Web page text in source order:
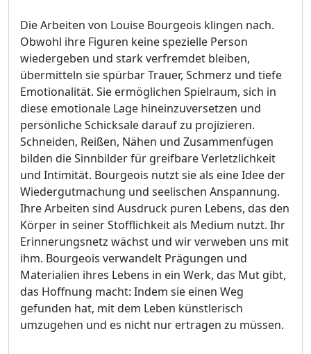
Die Arbeiten von Louise Bourgeois klingen nach.
Obwohl ihre Figuren keine spezielle Person
wiedergeben und stark verfremdet bleiben,
übermitteln sie spürbar Trauer, Schmerz und tiefe
Emotionalität. Sie ermöglichen Spielraum, sich in
diese emotionale Lage hineinzuversetzen und
persönliche Schicksale darauf zu projizieren.
Schneiden, Reißen, Nähen und Zusammenfügen
bilden die Sinnbilder für greifbare Verletzlichkeit
und Intimität. Bourgeois nutzt sie als eine Idee der
Wiedergutmachung und seelischen Anspannung.
Ihre Arbeiten sind Ausdruck puren Lebens, das den
Körper in seiner Stofflichkeit als Medium nutzt. Ihr
Erinnerungsnetz wächst und wir verweben uns mit
ihm. Bourgeois verwandelt Prägungen und
Materialien ihres Lebens in ein Werk, das Mut gibt,
das Hoffnung macht: Indem sie einen Weg
gefunden hat, mit dem Leben künstlerisch
umzugehen und es nicht nur ertragen zu müssen.